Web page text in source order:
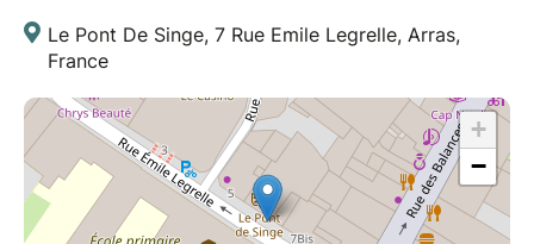
Le Pont De Singe, 7 Rue Emile Legrelle, Arras,
France
+
−